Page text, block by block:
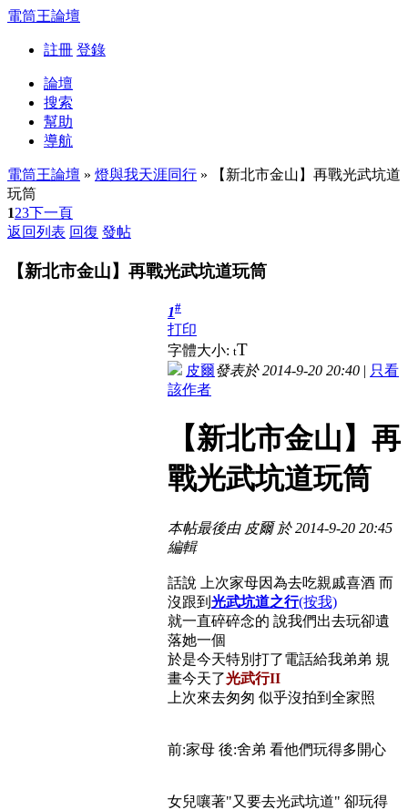
電筒王論壇
註冊 登錄
論壇
搜索
幫助
導航
電筒王論壇 » 燈與我天涯同行 » 【新北市金山】再戰光武坑道
玩筒
123下一頁
返回列表 回復 發帖
【新北市金山】再戰光武坑道玩筒
1#
打印
字體大小: tT
皮爾發表於 2014-9-20 20:40 | 只看
該作者
【新北市金山】再
戰光武坑道玩筒
本帖最後由 皮爾 於 2014-9-20 20:45
編輯
話說 上次家母因為去吃親戚喜酒 而
沒跟到 光武坑道之行(按我)
就一直碎碎念的 說我們出去玩卻遺
落她一個
於是今天特別打了電話給我弟弟 規
畫今天了光武行II
上次來去匆匆 似乎沒拍到全家照
前:家母 後:舍弟 看他們玩得多開心
女兒嚷著"又要去光武坑道" 卻玩得